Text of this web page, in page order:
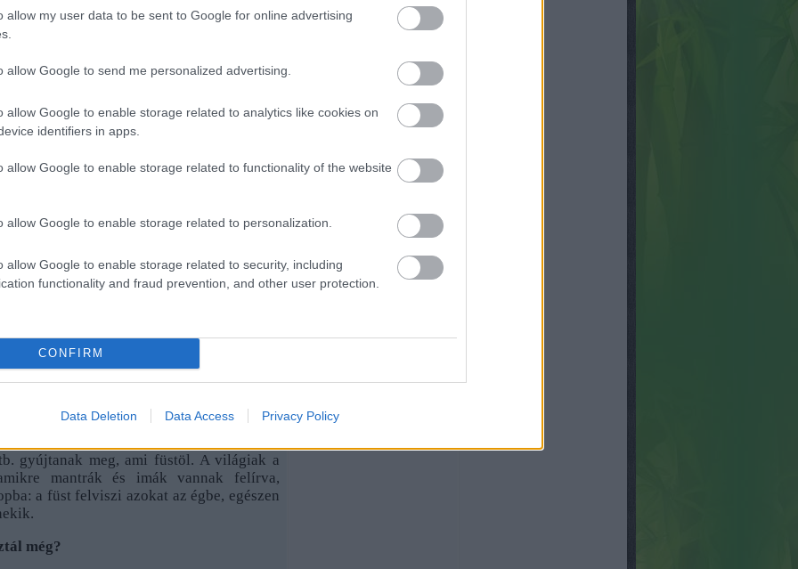
allow my user data to be sent to Google for online advertising
allow Google to send me personalized advertising.
allow Google to enable storage related to analytics like cookies on
identifiers in apps.
allow Google to enable storage related to functionality of the website
allow Google to enable storage related to personalization.
allow Google to enable storage related to security, including
functionality and fraud prevention, and other user protection.
CONFIRM
Data Deletion Data Access Privacy Policy
egy ottani és egy „hazai” buddhista
ami a légkörből és a beszélgetésekből
mélyebben elmerülne az üresség és
először meg kell élnie, és alkalmaznia
és megközelíthetőbbé teszi a
helyen láttam egy Coca-Colás
ban az ebédlőnkben lévő oltárra az egyik
abból indult ki, hogy ő nagyon
Bir-ben egy nyingmapa kolostorban.
néz ki, mintha életnagyságban ott ülne a
Dolanji-ban, ráadásul a nyugati
– ami a fő védelmező helye is egyúttal.
gyújtanak meg, ami füstöl. A világiak a
mantrák és imák vannak felírva,
a füst felviszi azokat az égbe, egészen
még?